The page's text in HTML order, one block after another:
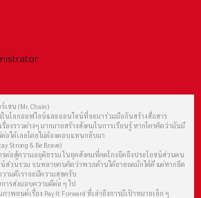
เชน (Mr. Chain)
งในโลกออฟไลน์และออนไลน์ที่จะมาร่วมมือกันสร้างสื่อสาร
องราวต่างๆ มากมายสร้างสังคมในการเรียนรู้ หากใครคิดว่ามันมี
อได้เลยโดยไม่ต้องตอบแทนกลับมา
Strong & Be Brave)
ต่อสู้ความอยุติธรรม ในยุคสังคมที่คดโกงยึดถึงประโยชน์ส่วนตน
ส่วนรวม จนหลายคนคิดว่าพวกด้านได้อายอดมักได้ดี แต่หากยึด
ามดีเราจะมีความสุขครับ
การส่งมอบความดีต่อ ๆ ไป
าพยนต์เรื่อง Pay It Forward ที่เล่าถึงการมีเป้าหมายเล็ก ๆ